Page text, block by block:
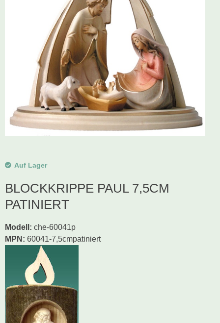
Auf Lager
BLOCKKRIPPE PAUL 7,5CM
PATINIERT
Modell : che-60041p
MPN: 60041-7,5cmpatiniert